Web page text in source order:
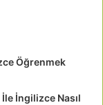
Öğrenmek
İngilizce Nasıl